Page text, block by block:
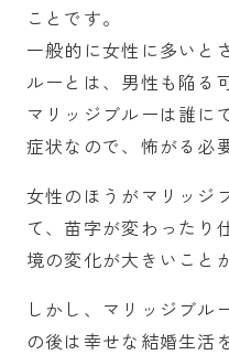
ことです。
一般的に女性に多いと
ルーとは、男性も陥る
マリッジブルーは誰に
症状なので、怖がる必
女性のほうがマリッジ
て、苗字が変わったり
境の変化が大きいこと
しかし、マリッジブル
の後は幸せな結婚生活